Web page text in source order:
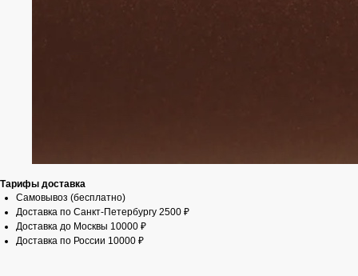
Тарифы доставка
Самовывоз (бесплатно)
Доставка по Санкт-Петербургу 2500 ₽
Доставка до Москвы 10000 ₽
Доставка по России 10000 ₽